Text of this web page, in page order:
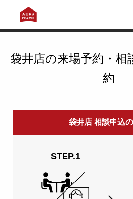
ホーム
袋井市田町
袋井店の来場予約・相
約
袋井店 相談申込
STEP.1